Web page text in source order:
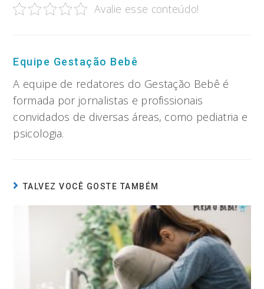
Avalie esse conteúdo!
Equipe Gestação Bebê
A equipe de redatores do Gestação Bebê é
formada por jornalistas e profissionais
convidados de diversas áreas, como pediatria e
psicologia.
TALVEZ VOCÊ GOSTE TAMBÉM